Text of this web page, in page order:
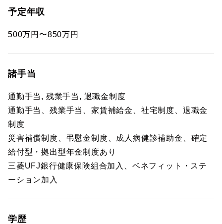
予定年収
500万円〜850万円
諸手当
通勤手当, 残業手当, 退職金制度
通勤手当、残業手当、家賃補給金、社宅制度、退職金
制度
災害補償制度、弔慰金制度、成人病健診補助金、確定
給付型・拠出型年金制度あり
三菱UFJ銀行健康保険組合加入、ベネフィット・ステ
ーション加入
学歴